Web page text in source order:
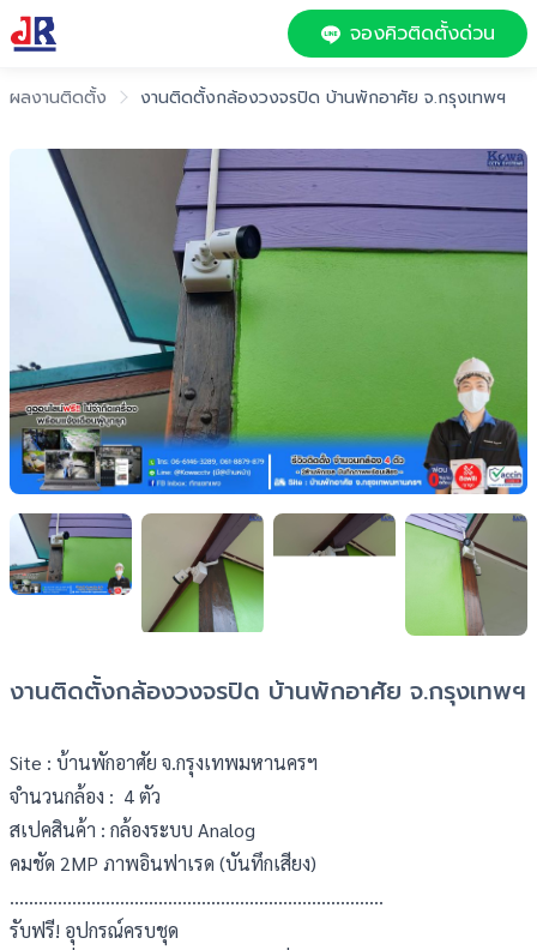
จองคิวติดตั้งด่วน
ผลงานติดตั้ง งานติดตั้งกล้องวงจรปิด บ้านพักอาศัย จ.กรุงเทพฯ
งานติดตั้งกล้องวงจรปิด บ้านพักอาศัย จ.กรุงเทพฯ
Site : บ้านพักอาศัย จ.กรุงเทพมหานครฯ
จำนวนกล้อง :  4 ตัว
สเปคสินค้า : กล้องระบบ Analog
คมชัด 2MP ภาพอินฟาเรด (บันทึกเสียง)
……………………………………………………………………
รับฟรี! อุปกรณ์ครบชุด